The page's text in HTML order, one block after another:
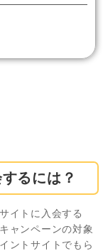
るには？
イトに入会する
ャンペーンの対象
ントサイトでもら